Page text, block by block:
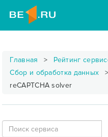
Главная
Рейтинг
Сбор и обработка данных
reCAPTCHA solver